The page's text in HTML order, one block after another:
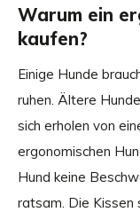
Warum ein
kaufen?
Einige Hunde
ruhen. Ältere
sich erholen von
ergonomischen
Hund keine
ratsam. Die